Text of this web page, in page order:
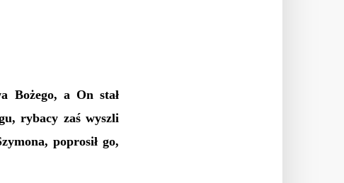
Bożego, a On stał
rybacy zaś wyszli
poprosił go,